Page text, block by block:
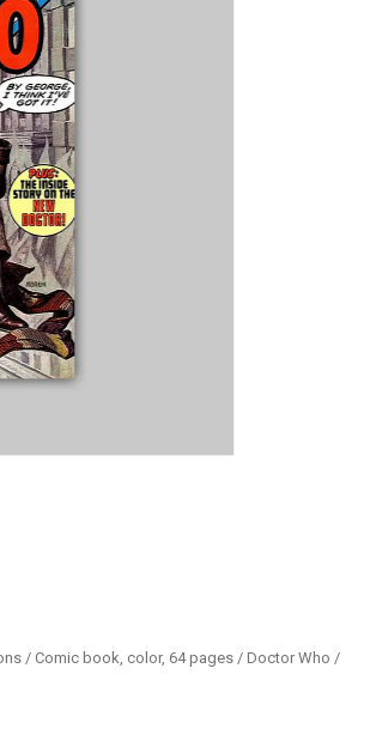
/ Comic book, color, 64 pages / Doctor Who /